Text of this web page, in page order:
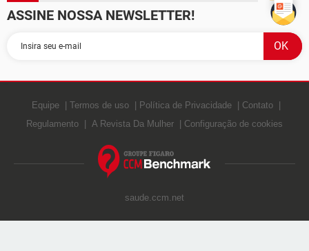
ASSINE NOSSA NEWSLETTER!
Equipe Termos de uso Política de Privacidade
Contato
Regulamento
A Revista Da Mulher Configuração de cookies
saude.ccm.net